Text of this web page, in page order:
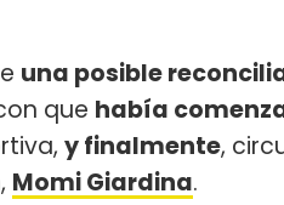
una posible
que había
y finalmente,
Momi Giardina.